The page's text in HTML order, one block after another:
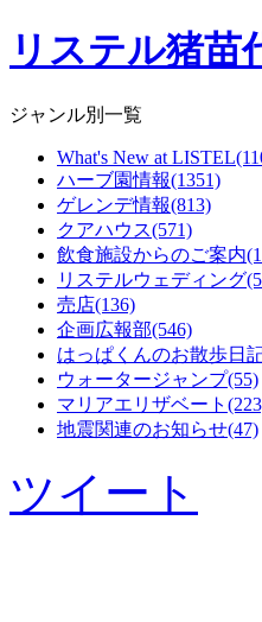
リステル猪苗
ジャンル別一覧
What's New at
ハーブ園情報(1351)
ゲレンデ情報(813)
クアハウス(571)
飲食施設からのご案内
リステルウェディング
売店(136)
企画広報部(546)
はっぱくんのお散歩日
ウォータージャンプ(55)
マリアエリザベート
地震関連のお知らせ(47)
ツイート